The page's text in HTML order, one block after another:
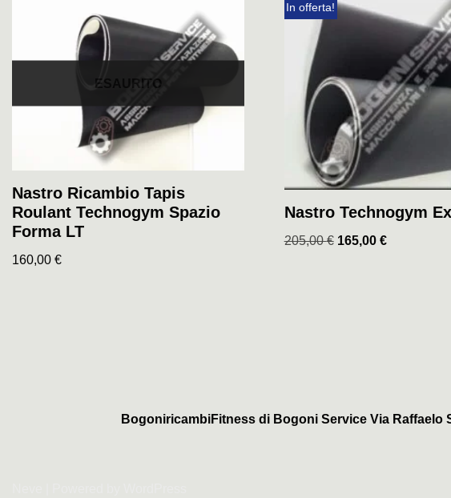
ESAURITO
Nastro Ricambio Tapis
Roulant Technogym Spazio
Forma LT
160,00 €
In offerta!
Nastro Technogym
205,00€ 165,00 €
BogoniricambiFitness di Bogoni Service Via Raffaelo